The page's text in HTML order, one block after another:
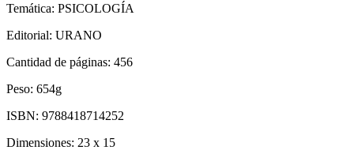
Temática: PSICOLOGÍA
Editorial: URANO
Cantidad de páginas: 456
Peso: 654g
ISBN: 9788418714252
Dimensiones: 23 x 15